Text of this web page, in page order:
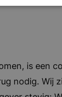
is een
nodig. Wij